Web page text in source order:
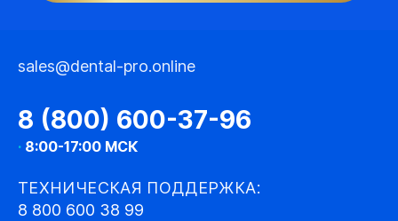
sales@dental-pro.online
8 (800) 600-37-96
· 8:00-17:00 МСК
ТЕХНИЧЕСКАЯ ПОДДЕРЖКА:
8 800 600 38 99